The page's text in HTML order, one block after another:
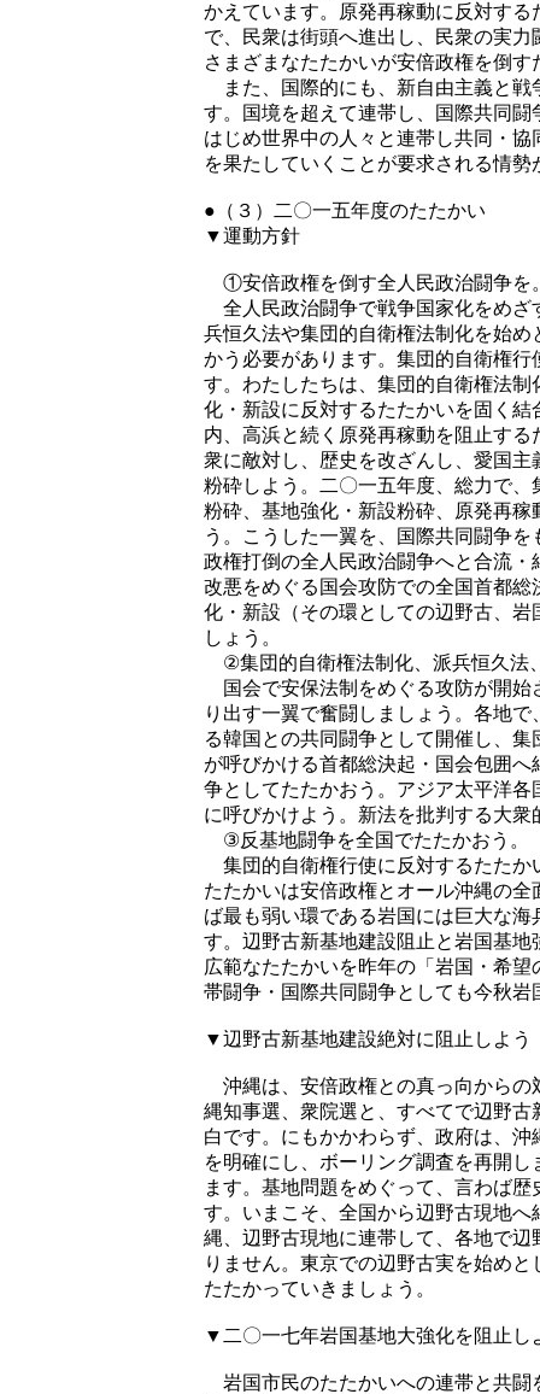
かえています。原発再稼動に反対す
で、民衆は街頭へ進出し、民衆の実
さまざまなたたかいが安倍政権を倒
また、国際的にも、新自由主義と戦
す。国境を超えて連帯し、国際共同
はじめ世界中の人々と連帯し共同・
を果たしていくことが要求される情勢
●（３）二〇一五年度のたたかい
▼運動方針
①安倍政権を倒す全人民政治闘争を
全人民政治闘争で戦争国家化をめざ
兵恒久法や集団的自衛権法制化を始
かう必要があります。集団的自衛権
す。わたしたちは、集団的自衛権法
化・新設に反対するたたかいを固く
内、高浜と続く原発再稼動を阻止す
衆に敵対し、歴史を改ざんし、愛国
粉砕しよう。二〇一五年度、総力で
粉砕、基地強化・新設粉砕、原発再
う。こうした一翼を、国際共同闘争
政権打倒の全人民政治闘争へと合流
改悪をめぐる国会攻防での全国首都
化・新設（その環としての辺野古、
しょう。
②集団的自衛権法制化、派兵恒久法
国会で安保法制をめぐる攻防が開始
り出す一翼で奮闘しましょう。各地
る韓国との共同闘争として開催し、
が呼びかける首都総決起・国会包囲
争としてたたかおう。アジア太平洋
に呼びかけよう。新法を批判する大
③反基地闘争を全国でたたかおう。
集団的自衛権行使に反対するたたか
たたかいは安倍政権とオール沖縄の
ば最も弱い環である岩国には巨大な
す。辺野古新基地建設阻止と岩国基
広範なたたかいを昨年の「岩国・希
帯闘争・国際共同闘争としても今秋
▼辺野古新基地建設絶対に阻止しよう
沖縄は、安倍政権との真っ向からの
縄知事選、衆院選と、すべてで辺野
白です。にもかかわらず、政府は、
を明確にし、ボーリング調査を再開
ます。基地問題をめぐって、言わば
す。いまこそ、全国から辺野古現地
縄、辺野古現地に連帯して、各地で
りません。東京での辺野古実を始め
たたかっていきましょう。
▼二〇一七年岩国基地大強化を阻止し
岩国市民のたたかいへの連帯と共闘